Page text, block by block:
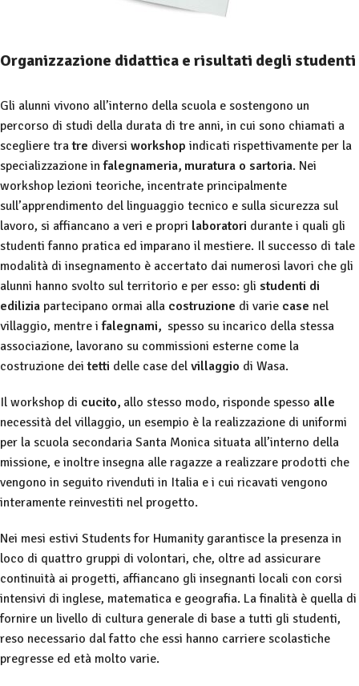
Organizzazione didattica e risultati degli studenti
Gli alunni vivono all’interno della scuola e sostengono un
percorso di studi della durata di tre anni, in cui sono chiamati a
scegliere tratre diversi workshop indicati rispettivamente per la
specializzazione infalegnameria, muratura o sartoria. Nei
workshop lezioni teoriche, incentrate principalmente
sull’apprendimento del linguaggio tecnico e sulla sicurezza sul
lavoro, si affiancano a veri e propri laboratori durante i quali gli
studenti fanno pratica ed imparano il mestiere. Il successo di tale
modalità di insegnamento è accertato dai numerosi lavori che gli
alunni hanno svolto sul territorio e per esso: gli studenti di
edilizia partecipano ormai alla costruzione di varie case nel
villaggio, mentre ifalegnami, spesso su incarico della stessa
associazione, lavorano su commissioni esterne come la
costruzione deitetti delle case del villaggio di Wasa.
Il workshop di cucito, allo stesso modo, risponde spesso alle
necessità del villaggio, un esempio è la realizzazione di uniformi
per la scuola secondaria Santa Monica situata all’interno della
missione, e inoltre insegna alle ragazze a realizzare prodotti che
vengono in seguito rivenduti in Italia e i cui ricavati vengono
interamente reinvestiti nel progetto.
Nei mesi estivi Students for Humanity garantisce la presenza in
loco di quattro gruppi di volontari, che, oltre ad assicurare
continuità ai progetti, affiancano gli insegnanti locali con corsi
intensivi di inglese, matematica e geografia. La finalità è quella di
fornire un livello di cultura generale di base a tutti gli studenti,
reso necessario dal fatto che essi hanno carriere scolastiche
pregresse ed età molto varie.